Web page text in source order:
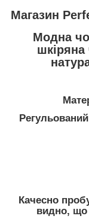
Магазин
Модна
Качесно
видно, що